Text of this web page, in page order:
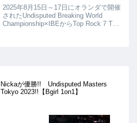
7 TO SMOKE】
2025年8月15日～17日にオランダで開催
されたUndisputed Breaking World
Championship×IBEからTop Rock 7 TO
Nickaが優勝!! Undisputed Masters
Tokyo 2023!!【Bgirl 1on1】